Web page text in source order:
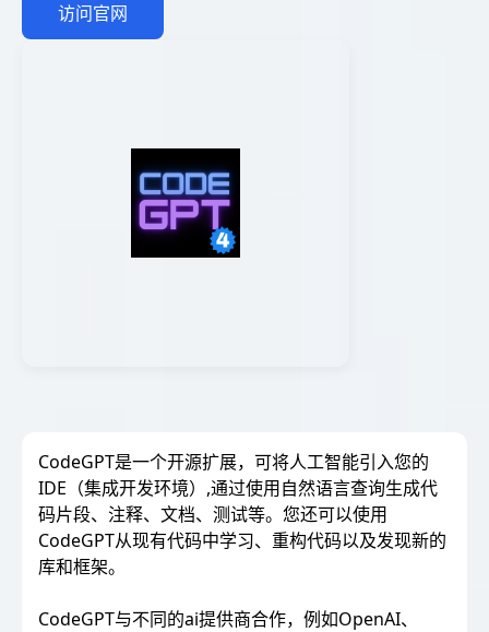
访问官网
CodeGPT是一个开源扩展，可将人工智能引入您的
IDE（集成开发环境）,通过使用自然语言查询生成代
码片段、注释、文档、测试等。您还可以使用
CodeGPT从现有代码中学习、重构代码以及发现新的
库和框架。
CodeGPT与不同的ai提供商合作，例如OpenAI、